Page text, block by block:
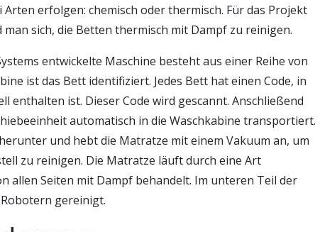
erfolgen: chemisch oder thermisch. Für das Projekt
man sich, die Betten thermisch mit Dampf zu reinigen.
entwickelte Maschine besteht aus einer Reihe von
ist das Bett identifiziert. Jedes Bett hat einen Code, in
enthalten ist. Dieser Code wird gescannt. Anschließend
automatisch in die Waschkabine transportiert.
und hebt die Matratze mit einem Vakuum an, um
zu reinigen. Die Matratze läuft durch eine Art
allen Seiten mit Dampf behandelt. Im unteren Teil der
gereinigt.